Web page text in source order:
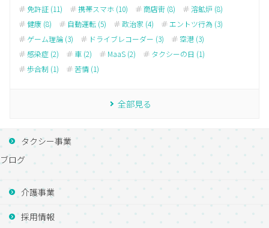
免許証 (11)
携帯スマホ (10) 商店街 (8)
溶鉱炉 (8)
健康 (8)
自動運転 (5) 政治家 (4)
エントツ行為 (3)
ゲーム理論 (3)
ドライブレコーダー (3)
空港 (3)
感染症 (2)
車 (2) MaaS (2)
タクシーの日 (1)
歩合制 (1)
苦情 (1)
全部見る
タクシー事業
ブログ
介護事業
採用情報